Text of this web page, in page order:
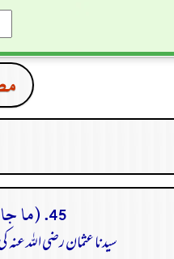
45. (ما جاء في) خلافة عثمان وقتله ﵁
سیدنا عثمان رضی اللہ